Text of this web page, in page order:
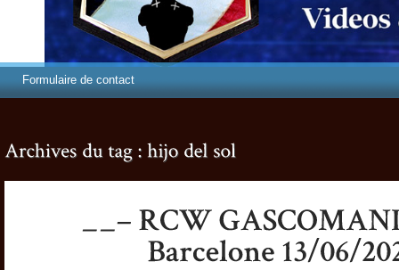
Formulaire de contact